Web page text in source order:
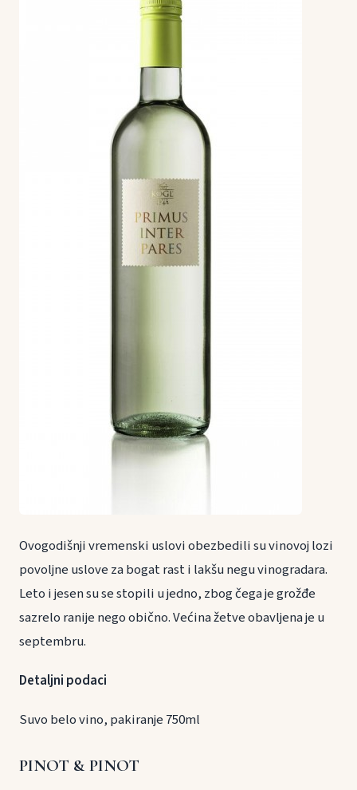
Ovogodišnji vremenski uslovi obezbedili su vinovoj lozi
povoljne uslove za bogat rast i lakšu negu vinogradara.
Leto i jesen su se stopili u jedno, zbog čega je grožđe
sazrelo ranije nego obično. Većina žetve obavljena je u
septembru.
Detaljni podaci
Suvo belo vino, pakiranje 750ml
PINOT & PINOT